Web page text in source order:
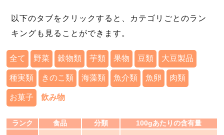
以下のタブをクリックすると、カテゴリごとのラン
キングも見ることができます。
全て 野菜 穀物類 芋類 果物 豆類 大豆製品
種実類 きのこ類 海藻類 魚介類 魚卵 肉類
お菓子 飲み物
ランク 食品 分類 100gあたりの含有量